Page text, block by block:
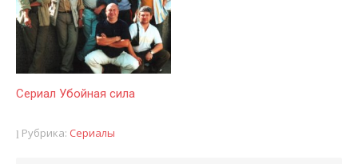
Сериал Убойная сила
Рубрика: Сериалы